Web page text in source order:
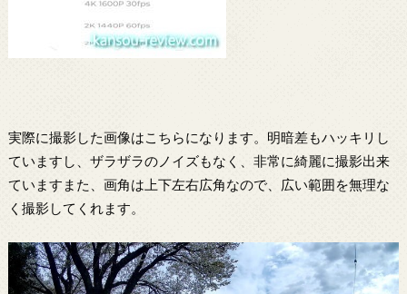
実際に撮影した画像はこちらになります。明暗差もハッキリし
ていますし、ザラザラのノイズもなく、非常に綺麗に撮影出来
ていますまた、画角は上下左右広角なので、広い範囲を無理な
く撮影してくれます。